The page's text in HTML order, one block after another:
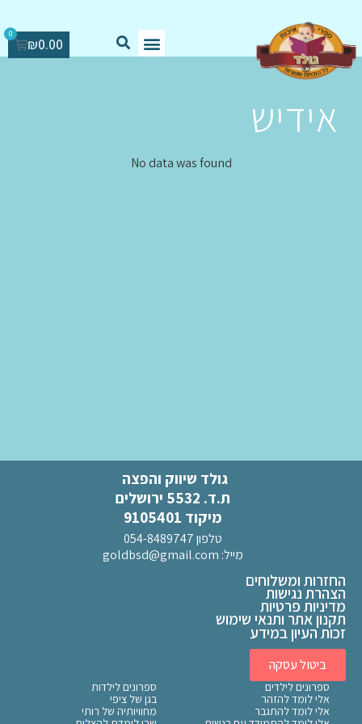
₪0.00
0
אידיש
No data was found
גולד שיווק והפצה
ת.ד. 5532 ירושלים
מיקוד 9105401
טלפון 054-8489747
מייל: goldbsd@gmail.com
החזרות ומשלוחים
הצהרת נגישות
מדיניות פרטיות
תקנון אתר ותנאי שימוש
זכות העיון במידע
ביטול עסקה
ספרונים לילדים
אלי לומד להזהר
אלי לומד להתגבר
ספרונים לילדות
בגן של ציפי
מחוויותיה של רותי